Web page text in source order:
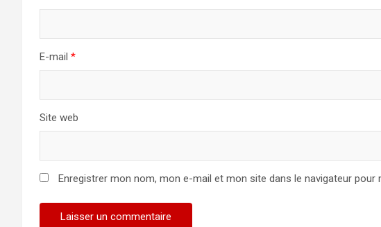
E-mail *
Site web
Enregistrer mon nom, mon e-mail et mon site dans le navigateur